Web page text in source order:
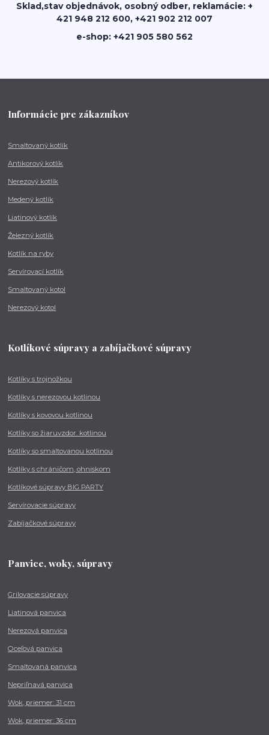
Sklad,stav objednávok, osobný odber, reklamácie: +
421 948 212 600, +421 902 212 007
e-shop: +421 905 580 562
Informácie pre zákazníkov
Smaltovaný kotlík
Antikorový kotlík
Nerezový kotlík
Medený kotlík
Liatinový kotlík
Železný kotlík
Kotlík na ryby
Servírovací kotlík
Smaltovaný kotol
Nerezový kotol
Kotlíkové súpravy a zabíjačkové súpravy
Kotlíky s trojnožkou
Kotlíky s nerezovou kotlinou
Kotlíky s kovovou kotlinou
Kotlíky so žiaruvzdor. kotlinou
Kotlíky so smaltovanou kotlinou
Kotlíky s chráničom, ohniskom
Kotlíkové súpravy BIG PARTY
Servírovacie súpravy
Zabíjačkové súpravy
Panvice, woky, súpravy
Grilovacie súpravy
Liatinová panvica
Nerezová panvica
Oceľová panvica
Smaltovaná panvica
Nepriľnavá panvica
Wok, priemer: 31 cm
Wok, priemer: 36 cm